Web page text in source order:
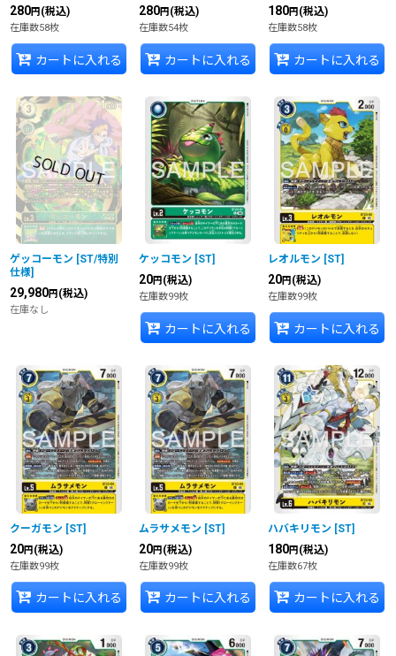
280円 (税込)
在庫数58枚
カートに入れる
280円 (税込)
在庫数54枚
カートに入れる
180円 (税込)
在庫数58枚
カートに入れる
ゲッコーモン [ST/特別
仕様]
29,980円 (税込)
在庫なし
ケッコモン [ST]
20円 (税込)
在庫数99枚
カートに入れる
レオルモン [ST]
20円 (税込)
在庫数99枚
カートに入れる
クーガモン [ST]
20円 (税込)
在庫数99枚
カートに入れる
ムラサメモン [ST]
20円 (税込)
在庫数99枚
カートに入れる
ハバキリモン [ST]
180円 (税込)
在庫数67枚
カートに入れる